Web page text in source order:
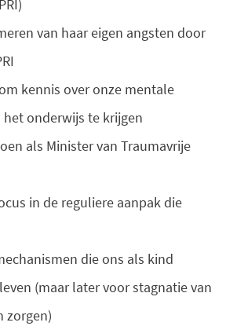
van haar eigen angsten door
kennis over onze mentale
het onderwijs te krijgen
als Minister van Traumavrije
in de reguliere aanpak die
die ons als kind
(maar later voor stagnatie van
zorgen)